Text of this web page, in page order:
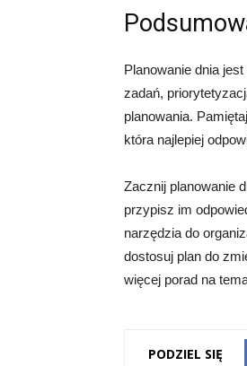
Planowanie dnia
zadań,
planowania.
która najlepiej
Zacznij planowanie
przypisz im
narzędzia do
dostosuj plan do
więcej porad na
PODZIEL SIĘ